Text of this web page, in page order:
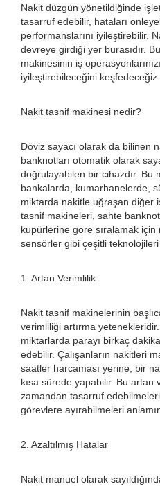
Nakit düzgün yönetildiğinde
tasarruf edebilir, hataları
performanslarını iyileştirebilir.
devreye girdiği yer burasıdır.
makinesinin iş
iyileştirebileceğini keşfedeceğiz.
Nakit tasnif makinesi nedir?
Döviz sayacı olarak da bilinen
banknotları otomatik olarak
doğrulayabilen bir cihazdır. Bu
bankalarda, kumarhanelerde,
miktarda nakitle uğraşan diğer
tasnif makineleri, sahte
kupürlerine göre sıralamak
sensörler gibi çeşitli teknolojileri
1. Artan Verimlilik
Nakit tasnif makinelerinin
verimliliği artırma
miktarlarda parayı birkaç
edebilir. Çalışanların nakitleri
saatler harcaması yerine, bir
kısa sürede yapabilir. Bu artan
zamandan tasarruf
görevlere ayırabilmeleri
2. Azaltılmış Hatalar
Nakit manuel olarak